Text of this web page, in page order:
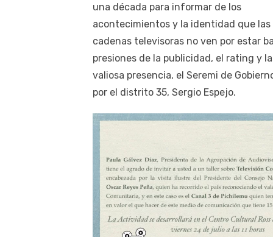
una década para informar de los
acontecimientos y la identidad que las
cadenas televisoras no ven por estar
presiones de la publicidad, el rating y
valiosa presencia, el Seremi de
por el distrito 35, Sergio Espejo.